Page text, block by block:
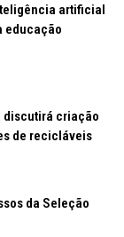
artificial
educação
discutirá criação
de recicláveis
da Seleção